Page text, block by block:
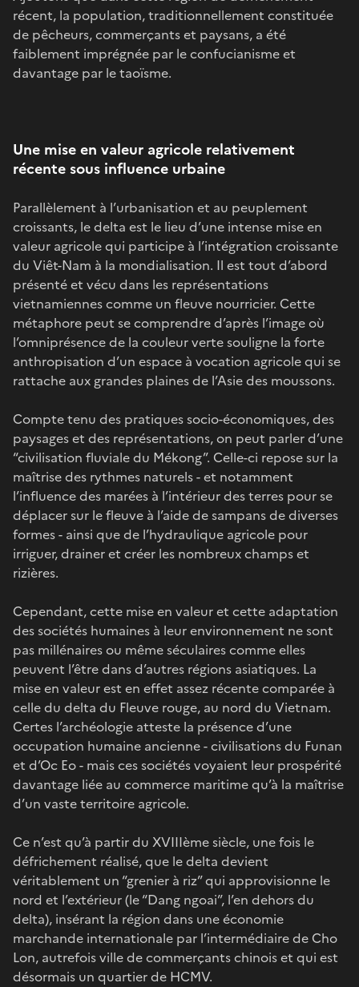
récent, la population, traditionnellement constituée
de pêcheurs, commerçants et paysans, a été
faiblement imprégnée par le confucianisme et
davantage par le taoïsme.
Une mise en valeur agricole relativement
récente sous influence urbaine
Parallèlement à l’urbanisation et au peuplement
croissants, le delta est le lieu d’une intense mise en
valeur agricole qui participe à l’intégration croissante
du Viêt-Nam à la mondialisation. Il est tout d’abord
présenté et vécu dans les représentations
vietnamiennes comme un fleuve nourricier. Cette
métaphore peut se comprendre d’après l’image où
l’omniprésence de la couleur verte souligne la forte
anthropisation d’un espace à vocation agricole qui se
rattache aux grandes plaines de l’Asie des moussons.
Compte tenu des pratiques socio-économiques, des
paysages et des représentations, on peut parler d’une
“civilisation fluviale du Mékong”. Celle-ci repose sur la
maîtrise des rythmes naturels - et notamment
l’influence des marées à l’intérieur des terres pour se
déplacer sur le fleuve à l’aide de sampans de diverses
formes - ainsi que de l’hydraulique agricole pour
irriguer, drainer et créer les nombreux champs et
rizières.
Cependant, cette mise en valeur et cette adaptation
des sociétés humaines à leur environnement ne sont
pas millénaires ou même séculaires comme elles
peuvent l’être dans d’autres régions asiatiques. La
mise en valeur est en effet assez récente comparée à
celle du delta du Fleuve rouge, au nord du Vietnam.
Certes l’archéologie atteste la présence d’une
occupation humaine ancienne - civilisations du Funan
et d’Oc Eo - mais ces sociétés voyaient leur prospérité
davantage liée au commerce maritime qu’à la maîtrise
d’un vaste territoire agricole.
Ce n’est qu’à partir du XVIIIème siècle, une fois le
défrichement réalisé, que le delta devient
véritablement un “grenier à riz” qui approvisionne le
nord et l’extérieur (le “Dang ngoai”, l’en dehors du
delta), insérant la région dans une économie
marchande internationale par l’intermédiaire de Cho
Lon, autrefois ville de commerçants chinois et qui est
désormais un quartier de HCMV.